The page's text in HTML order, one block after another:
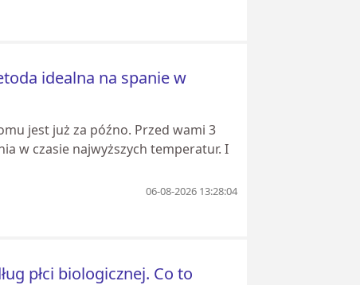
idealna na spanie w
jest już za późno. Przed wami 3
w czasie najwyższych temperatur. I
06-08-2026 13:28:04
płci biologicznej. Co to